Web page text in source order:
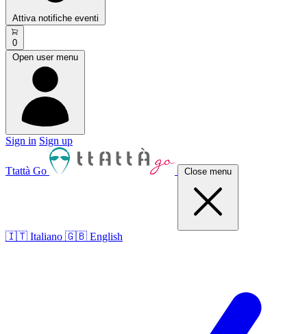
Attiva notifiche eventi
0
Open user menu
Sign in Sign up
Ttattà Go Close menu
🇮🇹 Italiano 🇬🇧 English